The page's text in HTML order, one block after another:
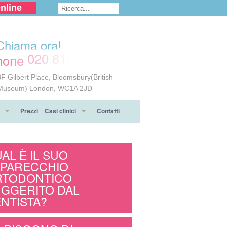
ora!
020 8124 6117
Gilbert Place, Bloomsbury(British
London, WC1A 2JD
sull' ortodonzia
ortodontico Invisalign®
ortodonzia
Prezzi Casi clinici
Testimonianze
Contatti
È IL SUO
DAL